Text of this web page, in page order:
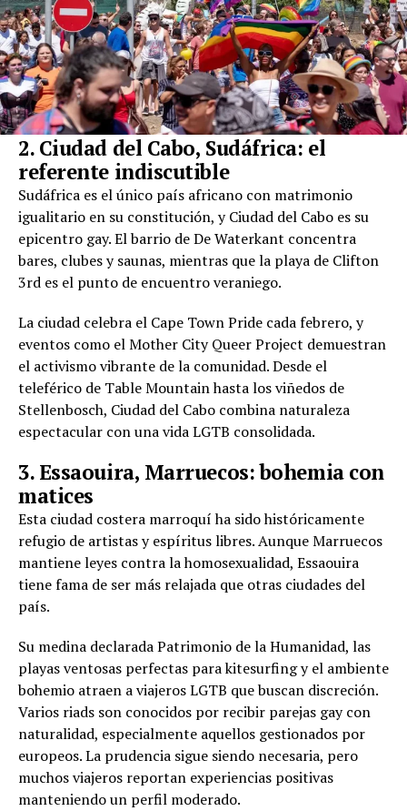
2. Ciudad del Cabo, Sudáfrica: el
referente indiscutible
Sudáfrica es el único país africano con matrimonio
igualitario en su constitución, y Ciudad del Cabo es su
epicentro gay. El barrio de De Waterkant concentra
bares, clubes y saunas, mientras que la playa de Clifton
3rd es el punto de encuentro veraniego.
La ciudad celebra el Cape Town Pride cada febrero, y
eventos como el Mother City Queer Project demuestran
el activismo vibrante de la comunidad. Desde el
teleférico de Table Mountain hasta los viñedos de
Stellenbosch, Ciudad del Cabo combina naturaleza
espectacular con una vida LGTB consolidada.
3. Essaouira, Marruecos: bohemia con
matices
Esta ciudad costera marroquí ha sido históricamente
refugio de artistas y espíritus libres. Aunque Marruecos
mantiene leyes contra la homosexualidad, Essaouira
tiene fama de ser más relajada que otras ciudades del
país.
Su medina declarada Patrimonio de la Humanidad, las
playas ventosas perfectas para kitesurfing y el ambiente
bohemio atraen a viajeros LGTB que buscan discreción.
Varios riads son conocidos por recibir parejas gay con
naturalidad, especialmente aquellos gestionados por
europeos. La prudencia sigue siendo necesaria, pero
muchos viajeros reportan experiencias positivas
manteniendo un perfil moderado.